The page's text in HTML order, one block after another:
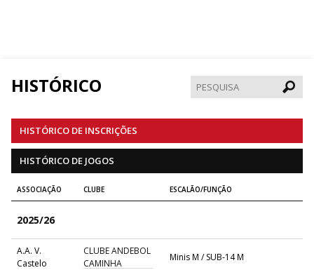
HISTÓRICO
HISTÓRICO DE INSCRIÇÕES
HISTÓRICO DE JOGOS
ASSOCIAÇÃO CLUBE ESCALÃO/FUNÇÃO
2025/26
A.A. V.
Castelo
CLUBE ANDEBOL
CAMINHA
Minis M / SUB-14 M